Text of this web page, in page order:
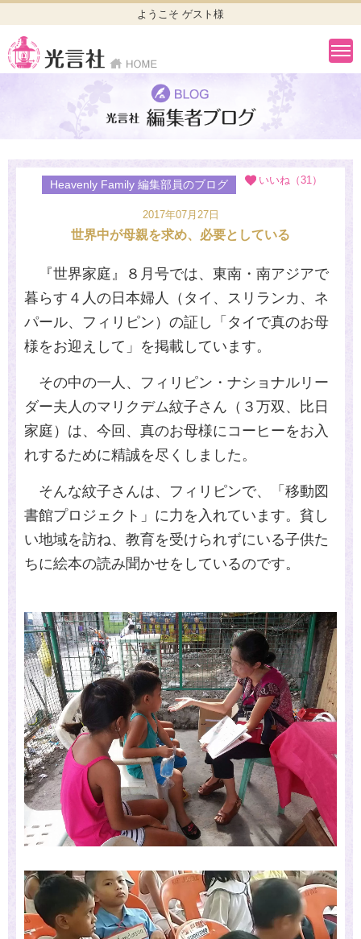
ようこそ ゲスト様
Heavenly Family 編集部員のブログ いいね（31）
2017年07月27日
世界中が母親を求め、必要としている
『世界家庭』８月号では、東南・南アジアで
暮らす４人の日本婦人（タイ、スリランカ、ネ
パール、フィリピン）の証し「タイで真のお母
様をお迎えして」を掲載しています。
その中の一人、フィリピン・ナショナルリー
ダー夫人のマリクデム紋子さん（３万双、比日
家庭）は、今回、真のお母様にコーヒーをお入
れするために精誠を尽くしました。
そんな紋子さんは、フィリピンで、「移動図
書館プロジェクト」に力を入れています。貧し
い地域を訪ね、教育を受けられずにいる子供た
ちに絵本の読み聞かせをしているのです。